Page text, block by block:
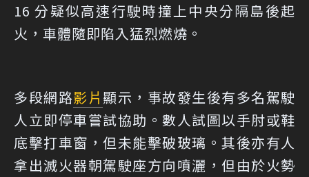
16 分疑似高速行駛時撞上中央分隔島後起
火，車體隨即陷入猛烈燃燒。
多段網路影片 顯示，事故發生後有多名駕駛
人立即停車嘗試協助。數人試圖以手肘或鞋
底擊打車窗，但未能擊破玻璃。其後亦有人
拿出滅火器朝駕駛座方向噴灑，但由於火勢